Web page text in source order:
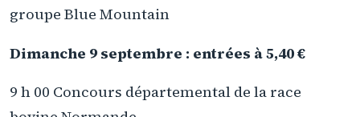
groupe Blue Mountain
Dimanche 9 septembre : entrées à 5,40 €
9 h 00 Concours départemental de la race